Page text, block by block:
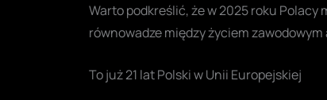
Warto podkreślić, że w 2025 roku Polacy
równowadze między życiem
To już 21 lat Polski w Unii Europejskiej